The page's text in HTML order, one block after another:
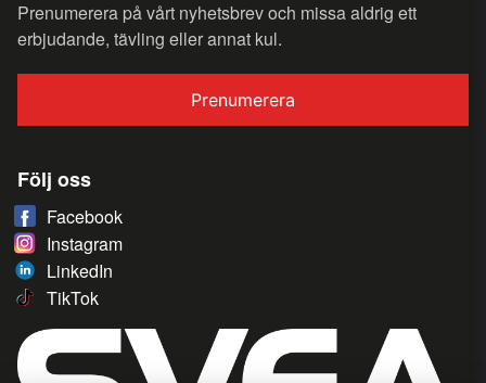
Prenumerera på vårt nyhetsbrev och missa aldrig ett
erbjudande, tävling eller annat kul.
Prenumerera
Följ oss
Facebook
Instagram
LinkedIn
TikTok